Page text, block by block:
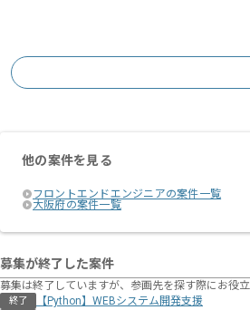
他の案件を見る
フロントエンドエンジニアの案件一覧
大阪府の案件一覧
募集が終了した案件
募集は終了していますが、参画先を探す際にお役
終了 【Python】WEBシステム開発支援